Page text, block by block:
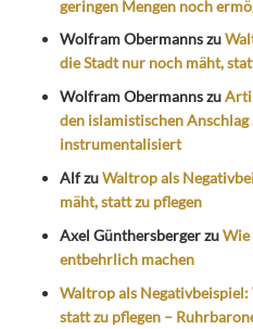
geringen Mengen noch
Wolfram Obermannszu
die Stadt nur noch mäht,
Wolfram Obermannszu
den islamistischen
instrumentalisiert
AlfzuWaltrop als
mäht, statt zu pflegen
Axel GünthersbergerzuWie
entbehrlich machen
Waltrop als
statt zu pflegen –